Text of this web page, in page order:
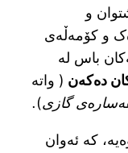
و
و کۆمەڵەی
باس لە
دەکەن ( واتە
گازی)
.
کە ئەوان